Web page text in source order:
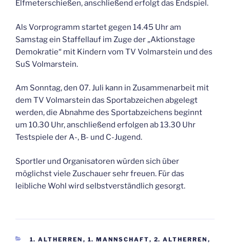
Elfmeterschießen, anschließend erfolgt das Endspiel.
Als Vorprogramm startet gegen 14.45 Uhr am
Samstag ein Staffellauf im Zuge der „Aktionstage
Demokratie“ mit Kindern vom TV Volmarstein und des
SuS Volmarstein.
Am Sonntag, den 07. Juli kann in Zusammenarbeit mit
dem TV Volmarstein das Sportabzeichen abgelegt
werden, die Abnahme des Sportabzeichens beginnt
um 10.30 Uhr, anschließend erfolgen ab 13.30 Uhr
Testspiele der A-, B- und C-Jugend.
Sportler und Organisatoren würden sich über
möglichst viele Zuschauer sehr freuen. Für das
leibliche Wohl wird selbstverständlich gesorgt.
KATEGORIEN
1. ALTHERREN , 1. MANNSCHAFT, 2. ALTHERREN ,